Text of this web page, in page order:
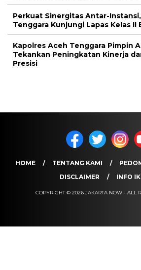
Perkuat Sinergitas Antar-
Tenggara Kunjungi Lapas Kelas II
Kapolres Aceh Tenggara Pimpin
Tekankan Peningkatan Kinerja
Presisi
HOME TENTANG KAMI
DISCLAIMER
INFO
COPYRIGHT © 2026 JAKARTA NOW - ALL